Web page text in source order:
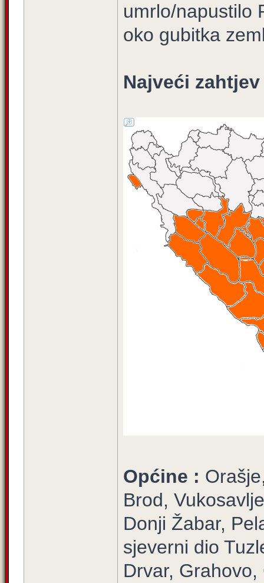
umrlo/napustilo
oko gubitka
Najveći
Općine :
Brod,
Donji Žabar,
sjeverni dio
Drvar,